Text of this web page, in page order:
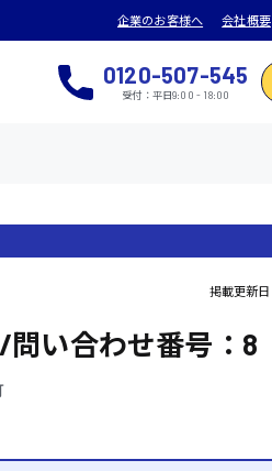
企業のお客様へ 会社概要
0120-507-545
受付：平日9:00 - 18:00
掲載更新日
い合わせ番号：8